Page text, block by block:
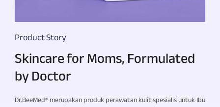
Product Story
Skincare for Moms, Formulated
by Doctor
Dr.BeeMed®merupakan produk perawatan kulit spesialis untuk Ibu